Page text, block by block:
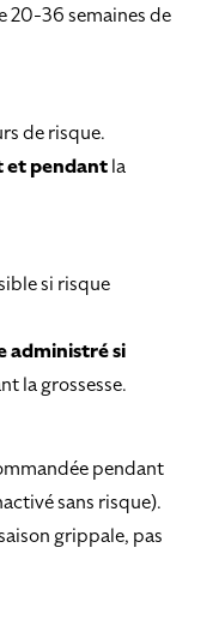
20-36 semaines de
de risque.
et pendantla
si risque
administré si
la grossesse.
pendant
sans risque).
grippale, pas